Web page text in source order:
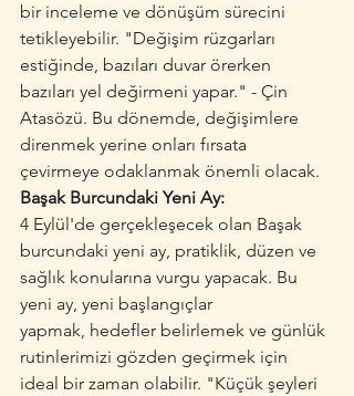
bir inceleme ve dönüşüm sürecini
tetikleyebilir. "Değişim rüzgarları
estiğinde, bazıları duvar örerken
bazıları yel değirmeni yapar." - Çin
Atasözü. Bu dönemde, değişimlere
direnmek yerine onları fırsata
çevirmeye odaklanmak önemli olacak.
Başak Burcundaki Yeni Ay:
4 Eylül'de gerçekleşecek olan Başak
burcundaki yeni ay, pratiklik, düzen ve
sağlık konularına vurgu yapacak. Bu
yeni ay, yeni başlangıçlar
yapmak, hedefler belirlemek ve günlük
rutinlerimizi gözden geçirmek için
ideal bir zaman olabilir. "Küçük şeyleri